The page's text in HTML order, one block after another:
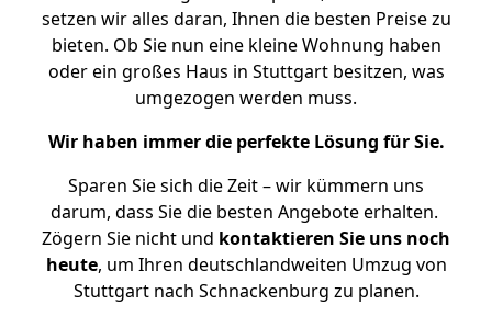
setzen wir alles daran, Ihnen die besten Preise zu
bieten. Ob Sie nun eine kleine Wohnung haben
oder ein großes Haus in Stuttgart besitzen, was
umgezogen werden muss.
Wir haben immer die perfekte Lösung für Sie.
Sparen Sie sich die Zeit – wir kümmern uns
darum, dass Sie die besten Angebote erhalten.
Zögern Sie nicht und kontaktieren Sie uns noch
heute, um Ihren deutschlandweiten Umzug von
Stuttgart nach Schnackenburg zu planen.